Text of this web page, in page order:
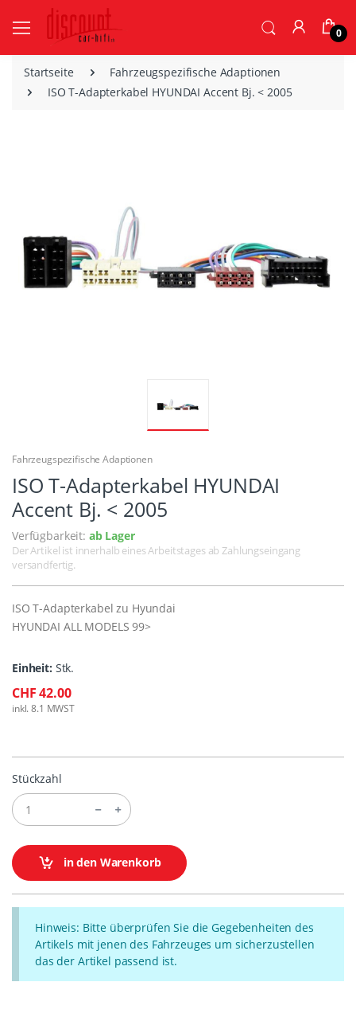
0
Startseite
Fahrzeugspezifische Adaptionen
ISO T-Adapterkabel HYUNDAI Accent Bj. < 2005
Fahrzeugspezifische Adaptionen
ISO T-Adapterkabel HYUNDAI
Accent Bj. < 2005
Verfügbarkeit: ab Lager
Der Artikel ist innerhalb eines Arbeitstages ab Zahlungseingang
versandfertig.
ISO T-Adapterkabel zu Hyundai
HYUNDAI ALL MODELS 99>
Einheit: Stk.
CHF 42.00
inkl. 8.1 MWST
Stückzahl
in den Warenkorb
Hinweis: Bitte überprüfen Sie die Gegebenheiten des
Artikels mit jenen des Fahrzeuges um sicherzustellen
das der Artikel passend ist.